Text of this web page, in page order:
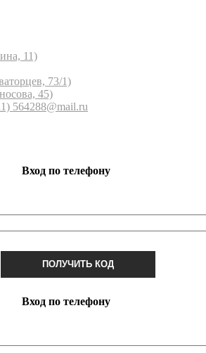
11)
73/1)
45)
564288@mail.ru
Вход по телефону
ПОЛУЧИТЬ КОД
Вход по телефону